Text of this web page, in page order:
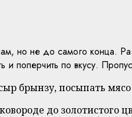
но не до самого конца.
поперчить по вкусу.
брынзу, посыпать
до золотистого